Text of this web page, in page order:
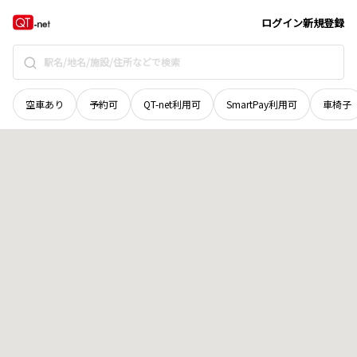
ログイン新規登録
空車あり 予約可 QT-net利用可 SmartPay利用可 車椅子
京都府